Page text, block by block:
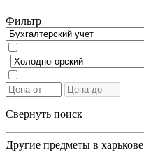
Фильтр
Свернуть поиск
Другие предметы в харькове